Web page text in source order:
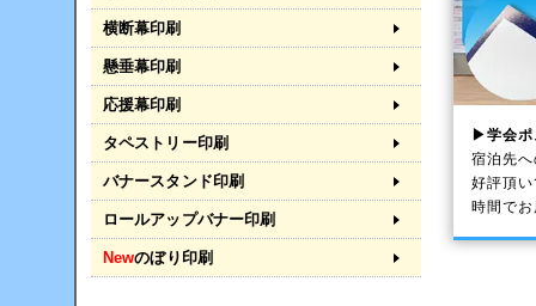
▶学会
宿泊先
好評頂
時間で
横断幕印刷
懸垂幕印刷
応援幕印刷
タペストリー印刷
バナースタンド印刷
ロールアップバナー印刷
Newのぼり印刷